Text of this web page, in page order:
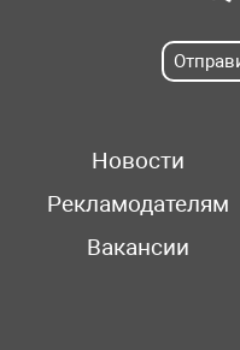
Новости
Рекламодателям
Вакансии